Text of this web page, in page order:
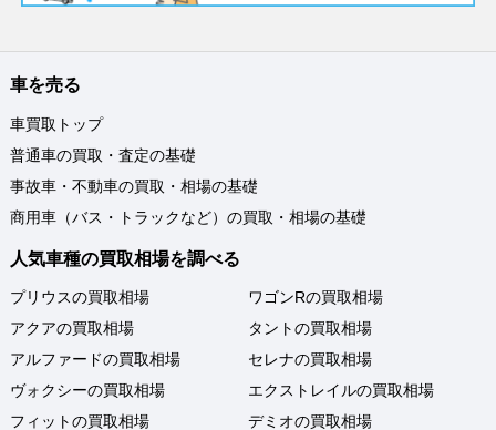
車を売る
車買取トップ
普通車の買取・査定の基礎
事故車・不動車の買取・相場の基礎
商用車（バス・トラックなど）の買取・相場の基礎
人気車種の買取相場を調べる
プリウスの買取相場
アクアの買取相場
アルファードの買取相場
ヴォクシーの買取相場
フィットの買取相場
ワゴンRの買取相場
タントの買取相場
セレナの買取相場
エクストレイルの買取相場
デミオの買取相場